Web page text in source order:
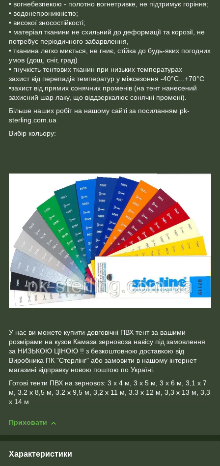
• вогнебезпекою - полотно вогнетривке, не підтримує горіння;
• водонепроникністю;
• високої зносостійкості;
• матеріал тканини не схильний до деформації та корозії, не
потребує періодичного забарвлення,
• тканина легко миється, не гниє, стійка до будь-яких погодних
умов (дощ, сніг, град)
• гнучкість тентових тканин при низьких температурах
захист від перепадів температур у міжсезоння -40°C...+70°C
•захист від прямих сонячних променів (на тент нанесений
захисний шар лаку, що віддзеркалює сонячні промені).
Більше наших робіт на нашому сайті за посиланням pk-
sterling.com.ua
Вибір кольору:
У нас ви можете купити довговічні ПВХ тент за вашими
розмірами на кузов Камаза зерновоза навісу під замовлення
за НИЗЬКОЮ ЦІНОЮ !! з безкоштовною доставкою від
Виробника ПК "Стерлінг" або замовити в нашому інтернет
магазині відправку новою поштою по Україні.
Готові тенти ПВХ на зерновоз: 3 х 4 м, 3 х 5 м, 3 х 6 м, 3,1 х 7
м, 3.2 х 8,5 м, 3.2 х 9,5 м, 3,2 х 11 м, 3.3 х 12 м, 3,3 х 13 м, 3,3
х 14 м
Приховати
Характеристики